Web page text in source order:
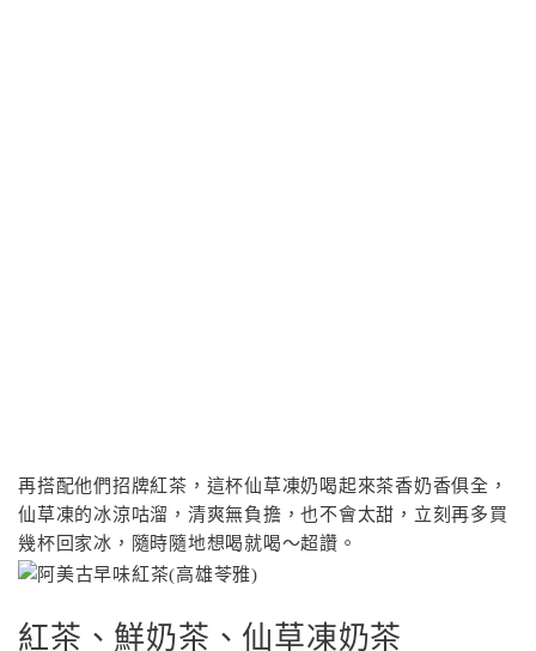
再搭配他們招牌紅茶，這杯仙草凍奶喝起來茶香奶香俱全，
仙草凍的冰涼咕溜，清爽無負擔，也不會太甜，立刻再多買
幾杯回家冰，隨時隨地想喝就喝～超讚。
紅茶、鮮奶茶、仙草凍奶茶